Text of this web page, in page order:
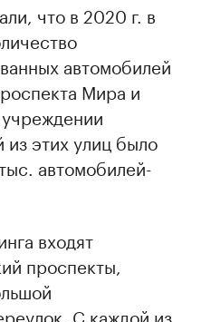
что в 2020 г. в
автомобилей
Мира и
этих улиц было
автомобилей-
входят
проспекты,
С каждой из